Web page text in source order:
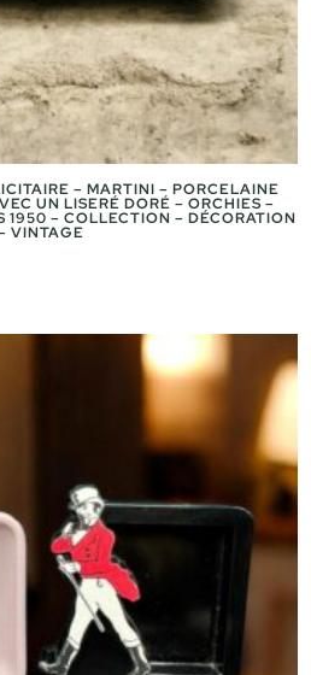
– MARTINI – PORCELAINE
UN LISERÉ DORÉ – ORCHIES –
1950 – COLLECTION – DÉCORATION
VINTAGE